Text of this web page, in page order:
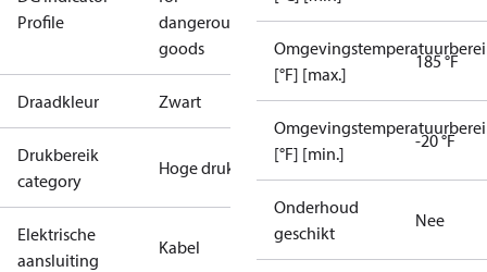
Profile
dangerous
goods
Draadkleur Zwart
Drukbereik
category
Hoge druk
Elektrische
aansluiting
Kabel
[°F] [max.]
185 °F
[°F] [min.]
-20 °F
Onderhoud
geschikt
Nee